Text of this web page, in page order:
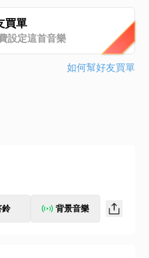
買單
設定這首音樂
如何幫好友買單
鈴 背景音樂